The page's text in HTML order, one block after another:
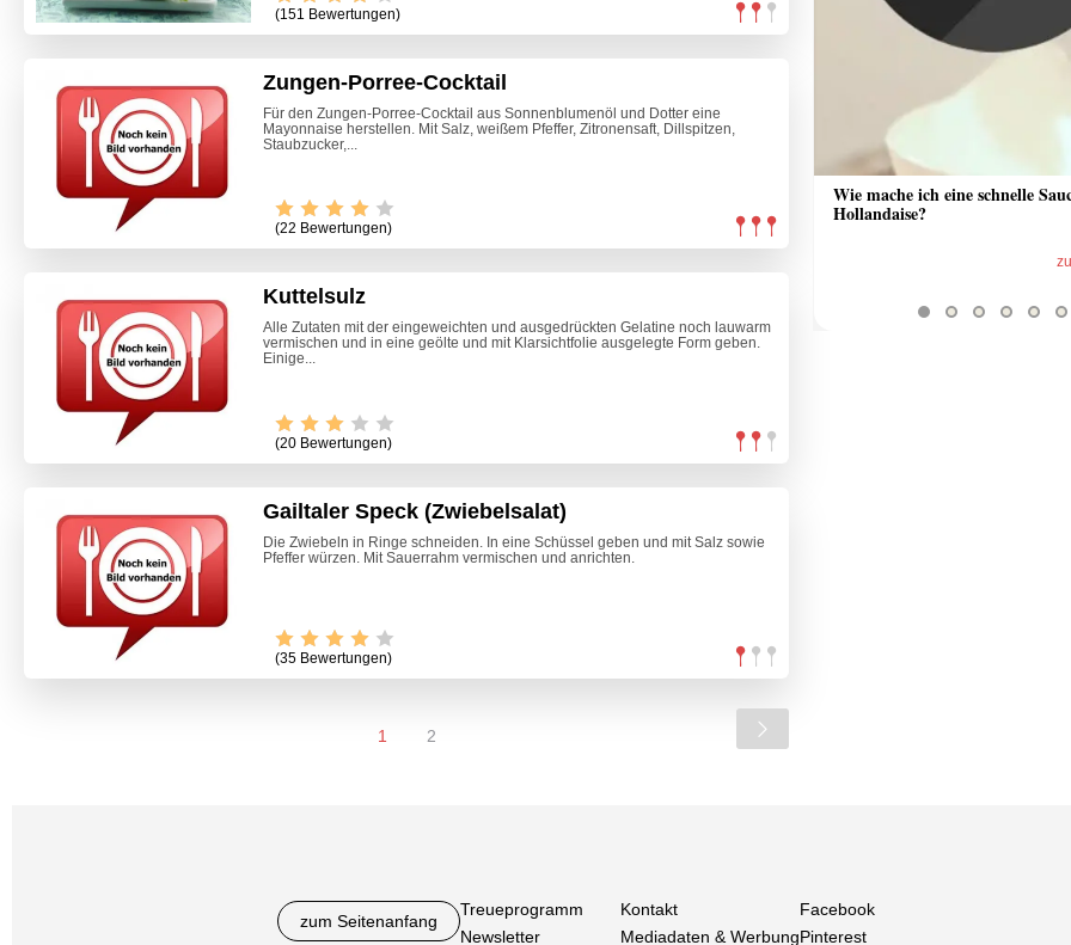
(151 Bewertungen)
Zungen-Porree-Cocktail
Für den Zungen-Porree-Cocktail aus Sonnenblumenöl und Dotter eine
Mayonnaise herstellen. Mit Salz, weißem Pfeffer, Zitronensaft, Dillspitzen,
Staubzucker,...
(22 Bewertungen)
Kuttelsulz
Alle Zutaten mit der eingeweichten und ausgedrückten Gelatine noch lauwarm
vermischen und in eine geölte und mit Klarsichtfolie ausgelegte Form geben.
Einige...
(20 Bewertungen)
Gailtaler Speck (Zwiebelsalat)
Die Zwiebeln in Ringe schneiden. In eine Schüssel geben und mit Salz sowie
Pfeffer würzen. Mit Sauerrahm vermischen und anrichten.
(35 Bewertungen)
1 2
Wie mache ich eine schnelle
Hollandaise?
zum Seitenanfang
Treueprogramm
Newsletter
Kontakt
Mediadaten & Werbung
Facebook
Pinterest